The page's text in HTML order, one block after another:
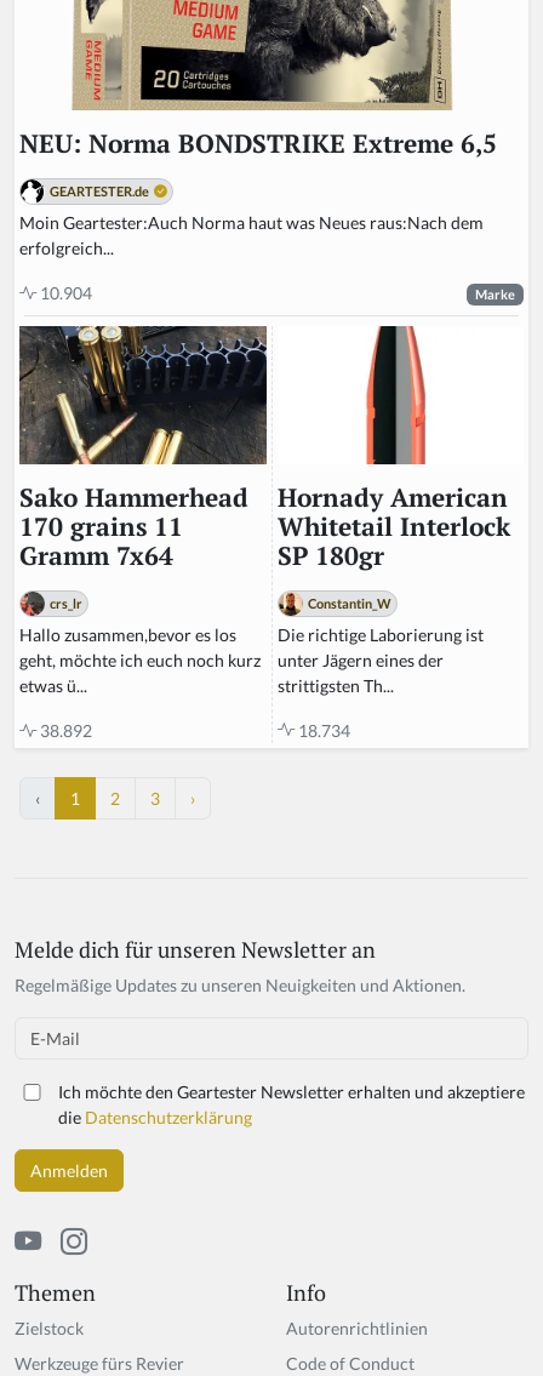
NEU: Norma BONDSTRIKE Extreme 6,5
GEARTESTER.de
Moin Geartester:Auch Norma haut was Neues raus:Nach dem
erfolgreich...
10.904 Marke
Sako Hammerhead
170 grains 11
Gramm 7x64
crs_lr
Hallo zusammen,bevor es los
geht, möchte ich euch noch kurz
etwas ü...
38.892
Hornady American
Whitetail Interlock
SP 180gr
Constantin_W
Die richtige Laborierung ist
unter Jägern eines der
strittigsten Th...
18.734
‹ 1 2 3 ›
Themen
Zielstock
Werkzeuge fürs Revier
Info
Autorenrichtlinien
Code of Conduct
Melde dich für unseren Newsletter an
Regelmäßige Updates zu unseren Neuigkeiten und Aktionen.
Email
Ich möchte den Geartester Newsletter erhalten und akzeptiere
die Datenschutzerklärung